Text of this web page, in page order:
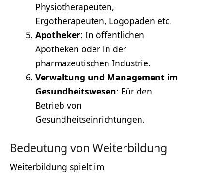
Physiotherapeuten,
Ergotherapeuten, Logopäden etc.
Apotheker: In öffentlichen
Apotheken oder in der
pharmazeutischen Industrie.
Verwaltung und Management im
Gesundheitswesen: Für den
Betrieb von
Gesundheitseinrichtungen.
Bedeutung von Weiterbildung
Weiterbildung spielt im